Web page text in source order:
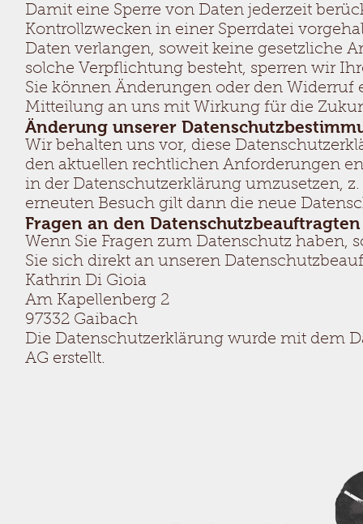
Damit eine Sperre von Daten jederzeit
Kontrollzwecken in einer Sperrdatei
Daten verlangen, soweit keine gesetzliche
solche Verpflichtung besteht, sperren wir
Sie können Änderungen oder den
Mitteilung an uns mit Wirkung für die
Änderung unserer
Wir behalten uns vor, diese
den aktuellen rechtlichen Anforderungen
in der Datenschutzerklärung umzusetzen,
erneuten Besuch gilt dann die neue
Fragen an den Datenschutzbeauftragten
Wenn Sie Fragen zum Datenschutz haben,
Sie sich direkt an unseren
Kathrin Di Gioia
Am Kapellenberg 2
97332 Gaibach
Die Datenschutzerklärung wurde mit dem
AG erstellt.